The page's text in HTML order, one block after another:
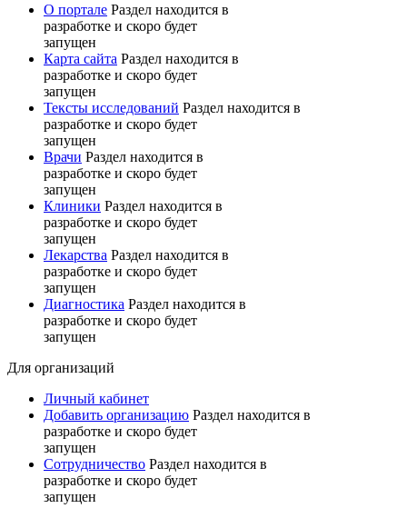
О портале Раздел находится в
разработке и скоро будет
запущен
Карта сайта Раздел находится в
разработке и скоро будет
запущен
Тексты исследований Раздел находится в
разработке и скоро будет
запущен
Врачи Раздел находится в
разработке и скоро будет
запущен
Клиники Раздел находится в
разработке и скоро будет
запущен
Лекарства Раздел находится в
разработке и скоро будет
запущен
Диагностика Раздел находится в
разработке и скоро будет
запущен
Для организаций
Личный кабинет
Добавить организацию Раздел находится в
разработке и скоро будет
запущен
Сотрудничество Раздел находится в
разработке и скоро будет
запущен